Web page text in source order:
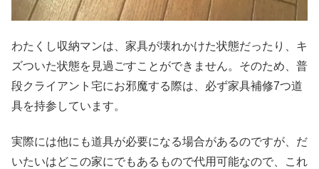
わたくし収納マンは、家具が壊れかけた状態だったり、キ
ズついた状態を見過ごすことができません。そのため、普
段クライアント宅にお邪魔する際は、必ず家具補修7つ道
具を持参しています。
実際には他にも道具が必要になる場合があるのですが、だ
いたいはどこの家にでもあるもので代用可能なので、これ